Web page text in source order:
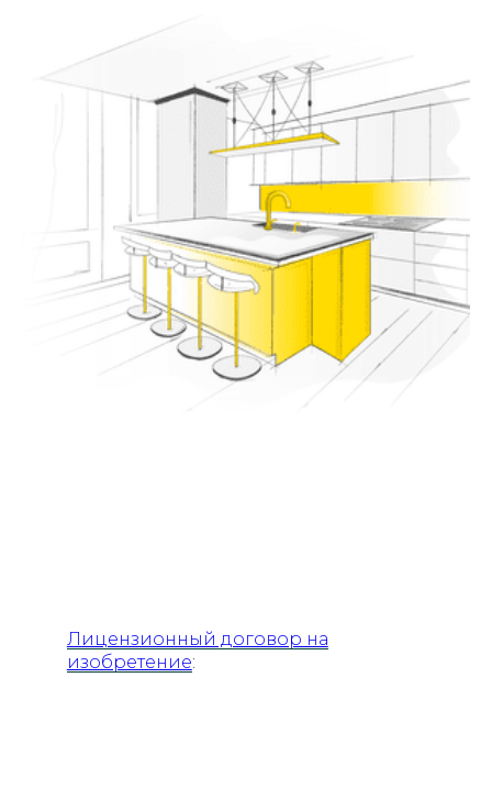
Лицензионный договор на
изобретение: